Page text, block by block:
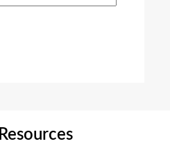
Resources